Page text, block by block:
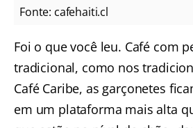
Fonte: cafehaiti.cl
Foi o que você leu. Café com
tradicional, como nos
Café Caribe, as garçonetes
em um plataforma mais alta